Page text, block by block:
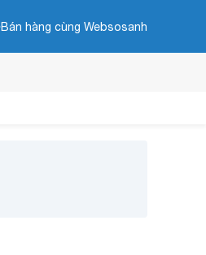
Bán hàng cùng Websosanh